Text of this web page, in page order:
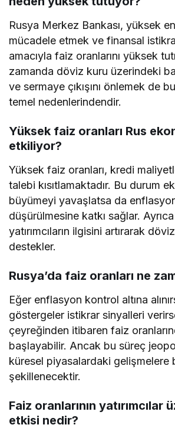
Rusya Merkez Bankası, yüksek
mücadele etmek ve finansal
amacıyla faiz oranlarını yüksek
zamanda döviz kuru üzerindeki
ve sermaye çıkışını önlemek de
temel nedenlerindendir.
Yüksek faiz oranları Rus
etkiliyor?
Yüksek faiz oranları, kredi
talebi kısıtlamaktadır. Bu durum
büyümeyi yavaşlatsa da
düşürülmesine katkı sağlar.
yatırımcıların ilgisini artırarak
destekler.
Rusya’da faiz oranları ne
Eğer enflasyon kontrol altına
göstergeler istikrar sinyalleri
çeyreğinden itibaren faiz
başlayabilir. Ancak bu süreç
küresel piyasalardaki gelişmelere
şekillenecektir.
Faiz oranlarının yatırımcılar
etkisi nedir?